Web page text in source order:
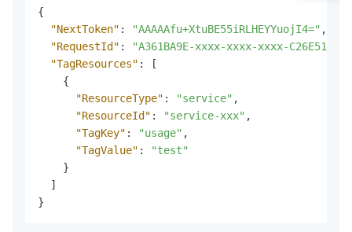
{
"NextToken" : "AAAAAfu+XtuBE55iRLHEYYuojI4=" ,
"RequestId" :
"A361BA9E-xxxx-xxxx-xxxx-
"TagResources" :
[
{
"ResourceType" : "service" ,
"ResourceId" : "service-xxx" ,
"TagKey" : "usage" ,
"TagValue" :
"test"
}
]
}